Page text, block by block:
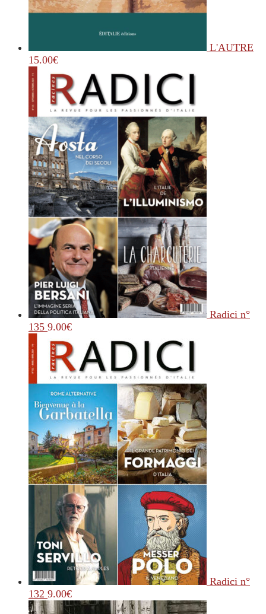
L'AUTRE
15.00€
Radici n°
135 9.00€
Radici n°
132 9.00€